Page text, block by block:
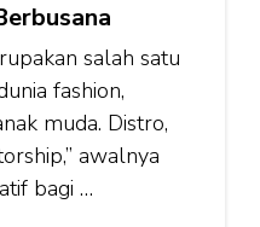
salah satu
fashion,
muda. Distro,
awalnya
bagi …